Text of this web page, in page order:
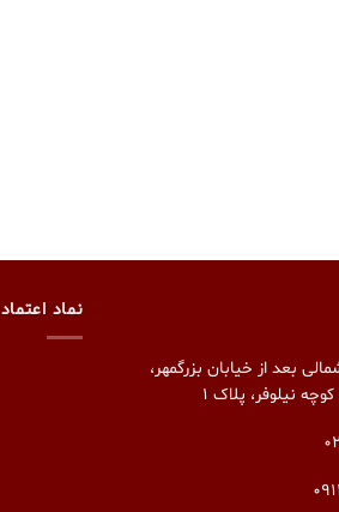
بعد از خیابان بزرگمهر،
نیلوفر، پلاک ۱
نماد اعتماد